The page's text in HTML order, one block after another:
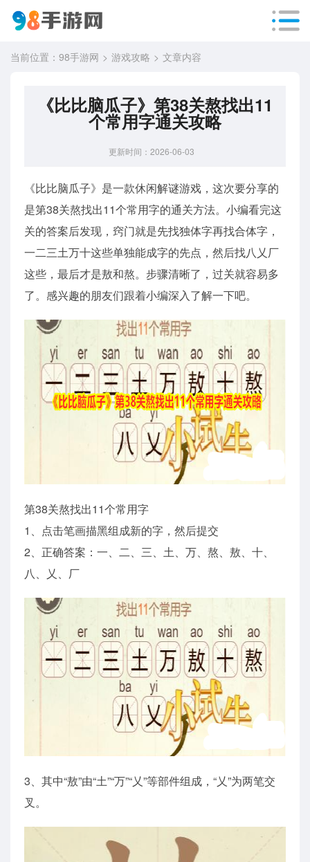
当前位置： 98手游网 游戏攻略 文章内容
《比比脑瓜子》第38关熬找出11
个常用字通关攻略
更新时间：2026-06-03
《比比脑瓜子》是一款休闲解谜游戏，这次要分享的
是第38关熬找出11个常用字的通关方法。小编看完这
关的答案后发现，窍门就是先找独体字再找合体字，
一二三土万十这些单独能成字的先点，然后找八乂厂
这些，最后才是敖和熬。步骤清晰了，过关就容易多
了。感兴趣的朋友们跟着小编深入了解一下吧。
第38关熬找出11个常用字
1、点击笔画描黑组成新的字，然后提交
2、正确答案：一、二、三、土、万、熬、敖、十、
八、乂、厂
3、其中“敖”由“土”“万”“乂”等部件组成，“乂”为两笔交
叉。